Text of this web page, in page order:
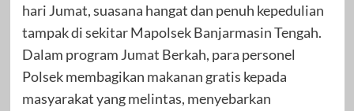
hari Jumat, suasana hangat dan penuh kepedulian
tampak di sekitar Mapolsek Banjarmasin Tengah.
Dalam program Jumat Berkah, para personel
Polsek membagikan makanan gratis kepada
masyarakat yang melintas, menyebarkan